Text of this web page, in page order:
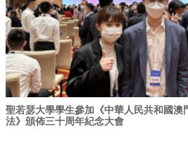
聖若瑟大學學生參加《中華人民共和國澳
法》頒佈三十周年紀念大會